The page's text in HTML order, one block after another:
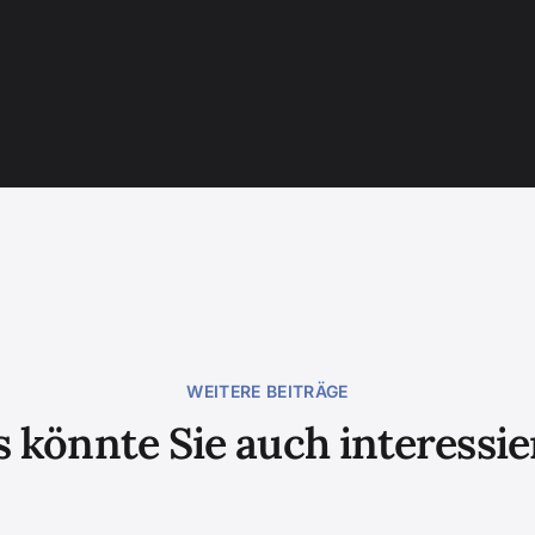
WEITERE BEITRÄGE
könnte Sie auch